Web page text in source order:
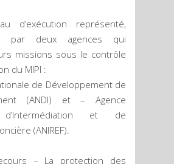
d’exécution représenté,
par deux agences qui
missions sous le contrôle
du MIPI :
de Développement de
(ANDI) et – Agence
d’Intermédiation et de
(ANIREF).
– La protection des